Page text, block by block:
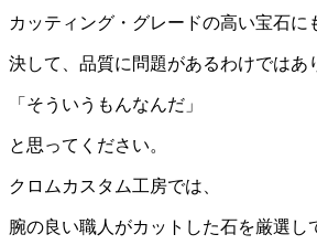
カッティング・グレードの高い宝石に
決して、品質に問題があるわけではあ
「そういうもんなんだ」
と思ってください。
クロムカスタム工房では、
腕の良い職人がカットした石を厳選し